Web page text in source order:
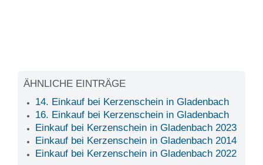
ÄHNLICHE EINTRÄGE
14. Einkauf bei Kerzenschein in Gladenbach
16. Einkauf bei Kerzenschein in Gladenbach
Einkauf bei Kerzenschein in Gladenbach 2023
Einkauf bei Kerzenschein in Gladenbach 2014
Einkauf bei Kerzenschein in Gladenbach 2022